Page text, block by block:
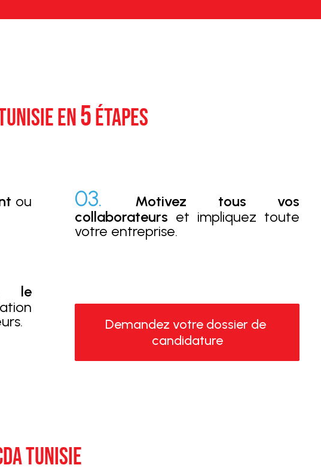
EN5ÉTAPES
ou
le
03.
Motivez tous vos
collaborateurs et impliquez toute
votre entreprise.
Demandez votre dossier de
candidature
TUNISIE